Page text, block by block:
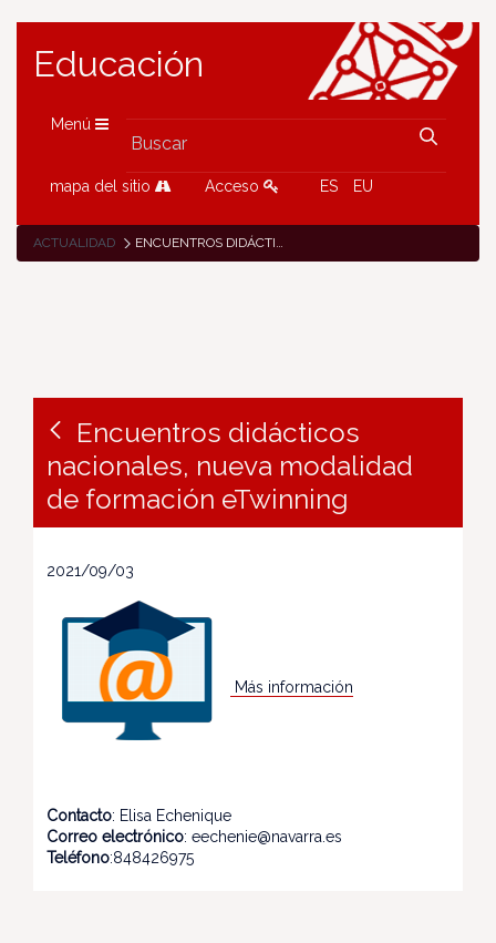
Educación
Menú
mapa del sitio Acceso ES EU
ACTUALIDAD ENCUENTROS DIDÁCTICOS NACIONALES, NUEVA MODALIDAD DE FORMACIÓN ETWINNING
Encuentros didácticos
nacionales, nueva modalidad
de formación eTwinning
2021/09/03
Más información
Contacto: Elisa Echenique
Correo electrónico: eechenie@navarra.es
Teléfono:848426975